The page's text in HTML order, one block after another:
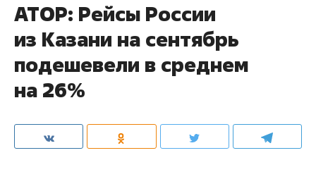
АТОР: Рейсы России
из Казани на сентябрь
подешевели в среднем
на 26%